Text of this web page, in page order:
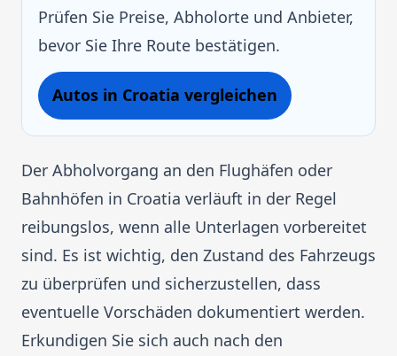
Prüfen Sie Preise, Abholorte und Anbieter,
bevor Sie Ihre Route bestätigen.
Autos in Croatia vergleichen
Der Abholvorgang an den Flughäfen oder
Bahnhöfen in Croatia verläuft in der Regel
reibungslos, wenn alle Unterlagen vorbereitet
sind. Es ist wichtig, den Zustand des Fahrzeugs
zu überprüfen und sicherzustellen, dass
eventuelle Vorschäden dokumentiert werden.
Erkundigen Sie sich auch nach den